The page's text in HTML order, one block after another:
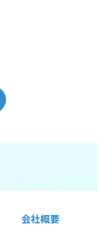
会社概要